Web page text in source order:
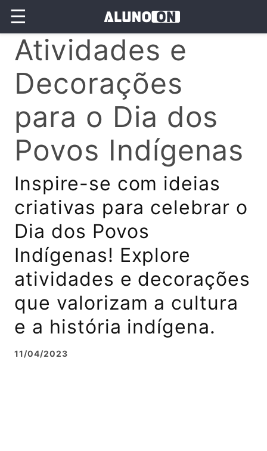
☰
Atividades e
Decorações
para o Dia dos
Povos Indígenas
Inspire-se com ideias
criativas para celebrar o
Dia dos Povos
Indígenas! Explore
atividades e decorações
que valorizam a cultura
e a história indígena.
11/04/2023